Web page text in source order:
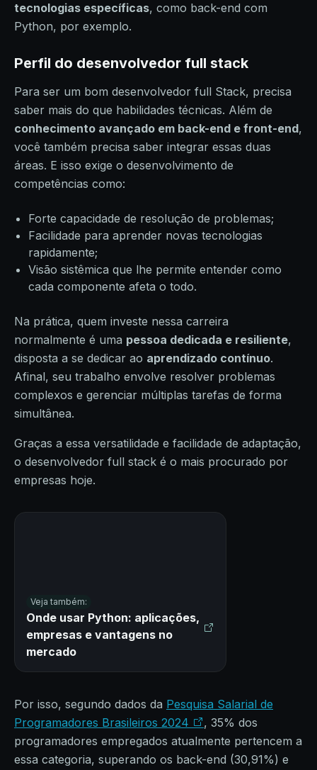
tecnologias específicas, como back-end com
Python, por exemplo.
Perfil do desenvolvedor full stack
Para ser um bom desenvolvedor full Stack, precisa
saber mais do que habilidades técnicas. Além de
conhecimento avançado em back-end e front-end,
você também precisa saber integrar essas duas
áreas. E isso exige o desenvolvimento de
competências como:
Forte capacidade de resolução de problemas;
Facilidade para aprender novas tecnologias
rapidamente;
Visão sistêmica que lhe permite entender como
cada componente afeta o todo.
Na prática, quem investe nessa carreira
normalmente é uma pessoa dedicada e resiliente,
disposta a se dedicar ao aprendizado contínuo.
Afinal, seu trabalho envolve resolver problemas
complexos e gerenciar múltiplas tarefas de forma
simultânea.
Graças a essa versatilidade e facilidade de adaptação,
o desenvolvedor full stack é o mais procurado por
empresas hoje.
Veja também:
Onde usar Python: aplicações,
empresas e vantagens no
mercado
Por isso, segundo dados da Pesquisa Salarial de
Programadores Brasileiros 2024
, 35% dos
programadores empregados atualmente pertencem a
essa categoria, superando os back-end (30,91%) e